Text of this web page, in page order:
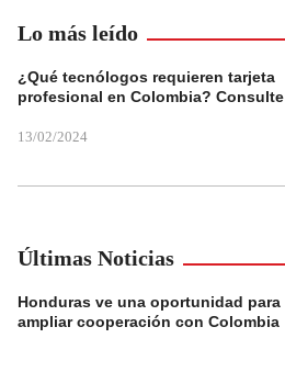
Lo más leído
¿Qué tecnólogos requieren tarjeta
profesional en Colombia? Consulte
13/02/2024
Últimas Noticias
Honduras ve una oportunidad para
ampliar cooperación con Colombia